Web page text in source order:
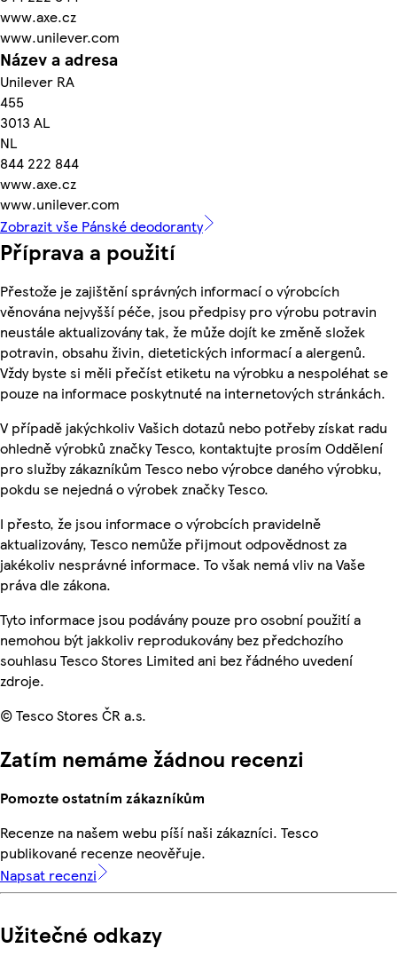
www.axe.cz
www.unilever.com
Název a adresa
Unilever RA
455
3013 AL
NL
844 222 844
www.axe.cz
www.unilever.com
Zobrazit vše Pánské deodoranty
Příprava a použití
Přestože je zajištění správných informací o výrobcích
věnována nejvyšší péče, jsou předpisy pro výrobu potravin
neustále aktualizovány tak, že může dojít ke změně složek
potravin, obsahu živin, dietetických informací a alergenů.
Vždy byste si měli přečíst etiketu na výrobku a nespoléhat se
pouze na informace poskytnuté na internetových stránkách.
V případě jakýchkoliv Vašich dotazů nebo potřeby získat radu
ohledně výrobků značky Tesco, kontaktujte prosím Oddělení
pro služby zákazníkům Tesco nebo výrobce daného výrobku,
pokdu se nejedná o výrobek značky Tesco.
I přesto, že jsou informace o výrobcích pravidelně
aktualizovány, Tesco nemůže přijmout odpovědnost za
jakékoliv nesprávné informace. To však nemá vliv na Vaše
práva dle zákona.
Tyto informace jsou podávány pouze pro osobní použití a
nemohou být jakkoliv reprodukovány bez předchozího
souhlasu Tesco Stores Limited ani bez řádného uvedení
zdroje.
© Tesco Stores ČR a.s.
Zatím nemáme žádnou recenzi
Pomozte ostatním zákazníkům
Recenze na našem webu píší naši zákazníci. Tesco
publikované recenze neověřuje.
Napsat recenzi
Užitečné odkazy